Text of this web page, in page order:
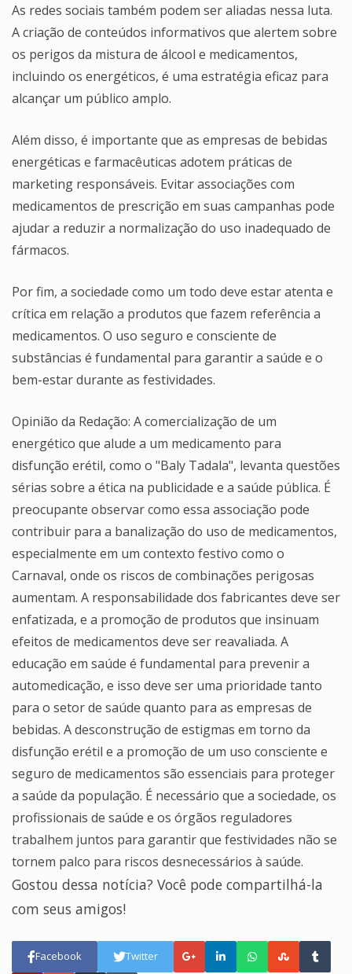
As redes sociais também podem ser aliadas nessa luta.
A criação de conteúdos informativos que alertem sobre
os perigos da mistura de álcool e medicamentos,
incluindo os energéticos, é uma estratégia eficaz para
alcançar um público amplo.
Além disso, é importante que as empresas de bebidas
energéticas e farmacêuticas adotem práticas de
marketing responsáveis. Evitar associações com
medicamentos de prescrição em suas campanhas pode
ajudar a reduzir a normalização do uso inadequado de
fármacos.
Por fim, a sociedade como um todo deve estar atenta e
crítica em relação a produtos que fazem referência a
medicamentos. O uso seguro e consciente de
substâncias é fundamental para garantir a saúde e o
bem-estar durante as festividades.
Opinião da Redação: A comercialização de um
energético que alude a um medicamento para
disfunção erétil, como o "Baly Tadala", levanta questões
sérias sobre a ética na publicidade e a saúde pública. É
preocupante observar como essa associação pode
contribuir para a banalização do uso de medicamentos,
especialmente em um contexto festivo como o
Carnaval, onde os riscos de combinações perigosas
aumentam. A responsabilidade dos fabricantes deve ser
enfatizada, e a promoção de produtos que insinuam
efeitos de medicamentos deve ser reavaliada. A
educação em saúde é fundamental para prevenir a
automedicação, e isso deve ser uma prioridade tanto
para o setor de saúde quanto para as empresas de
bebidas. A desconstrução de estigmas em torno da
disfunção erétil e a promoção de um uso consciente e
seguro de medicamentos são essenciais para proteger
a saúde da população. É necessário que a sociedade, os
profissionais de saúde e os órgãos reguladores
trabalhem juntos para garantir que festividades não se
tornem palco para riscos desnecessários à saúde.
Gostou dessa notícia? Você pode compartilhá-la
com seus amigos!
Facebook Twitter